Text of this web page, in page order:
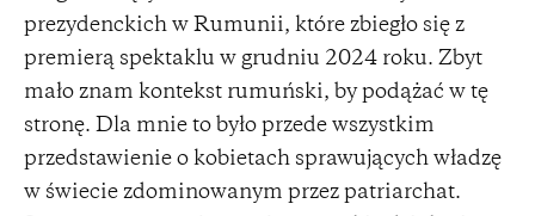
prezydenckich w Rumunii, które zbiegło się z
premierą spektaklu w grudniu 2024 roku. Zbyt
mało znam kontekst rumuński, by podążać w tę
stronę. Dla mnie to było przede wszystkim
przedstawienie o kobietach sprawujących władzę
w świecie zdominowanym przez patriarchat.